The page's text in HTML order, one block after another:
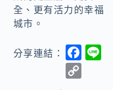
全、更有活力的幸福
城市。
分享連結：
F